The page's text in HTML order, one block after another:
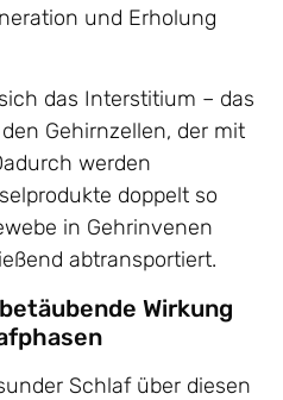
und Erholung
das Interstitium – das
Gehirnzellen, der mit
werden
doppelt so
in Gehrinvenen
abtransportiert.
Wirkung
Schlaf über diesen